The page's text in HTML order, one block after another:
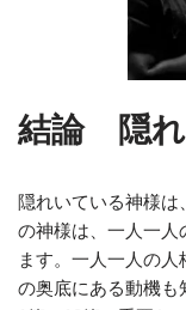
結論 隠れ
隠れいている神様
の神様は、一人一人
ます。一人一人の
の奥底にある動機も